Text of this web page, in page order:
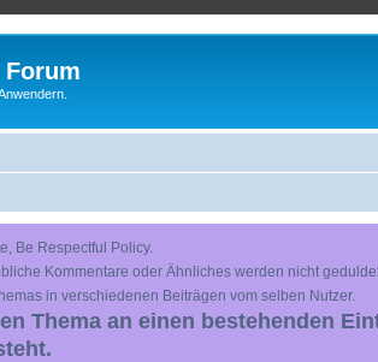
Forum
Be Respectful Policy.
Kommentare oder Ähnliches werden nicht
in verschiedenen Beiträgen vom selben Nutzer.
Thema an einen bestehenden